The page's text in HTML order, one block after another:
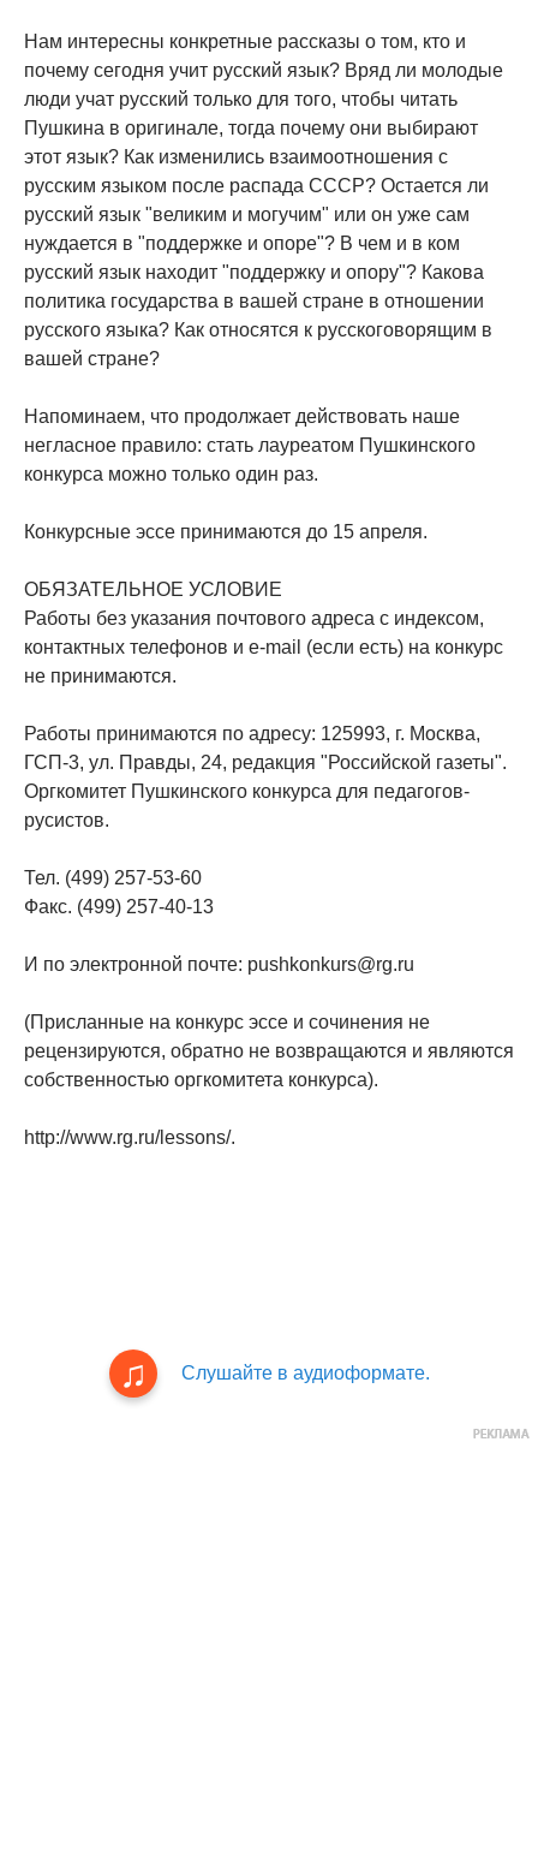
Нам интересны конкретные рассказы о том, кто и
почему сегодня учит русский язык? Вряд ли молодые
люди учат русский только для того, чтобы читать
Пушкина в оригинале, тогда почему они выбирают
этот язык? Как изменились взаимоотношения с
русским языком после распада СССР? Остается ли
русский язык "великим и могучим" или он уже сам
нуждается в "поддержке и опоре"? В чем и в ком
русский язык находит "поддержку и опору"? Какова
политика государства в вашей стране в отношении
русского языка? Как относятся к русскоговорящим в
вашей стране?
Напоминаем, что продолжает действовать наше
негласное правило: стать лауреатом Пушкинского
конкурса можно только один раз.
Конкурсные эссе принимаются до 15 апреля.
ОБЯЗАТЕЛЬНОЕ УСЛОВИЕ
Работы без указания почтового адреса с индексом,
контактных телефонов и e-mail (если есть) на конкурс
не принимаются.
Работы принимаются по адресу: 125993, г. Москва,
ГСП-3, ул. Правды, 24, редакция "Российской газеты".
Оргкомитет Пушкинского конкурса для педагогов-
русистов.
Тел. (499) 257-53-60
Факс. (499) 257-40-13
И по электронной почте: pushkonkurs@rg.ru
(Присланные на конкурс эссе и сочинения не
рецензируются, обратно не возвращаются и являются
собственностью оргкомитета конкурса).
http://www.rg.ru/lessons/.
Слушайте в аудиоформате.